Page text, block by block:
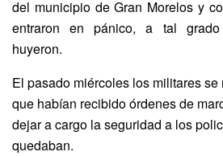
del municipio de Gran Morelos y
entraron en pánico, a tal
huyeron.
El pasado miércoles los militares se
que habían recibido órdenes de
dejar a cargo la seguridad a los
quedaban.